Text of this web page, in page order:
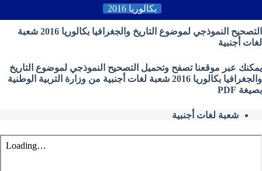
بكالوريا 2016
التصحيح النموذجي لموضوع التاريخ والجغرافيا بكالوريا 2016 شعبة
لغات أجنبية
يمكنك عبر موقعنا تصفح وتحميل التصحيح النموذجي لموضوع التاريخ
والجغرافيا بكالوريا 2016 شعبة لغات أجنبية من وزارة التربية الوطنية
بصيغة PDF
شعبة لغات أجنبية